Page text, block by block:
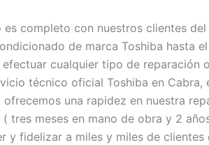
completo con nuestros clientes
de marca Toshiba hasta
cualquier tipo de reparación
técnico oficial Toshiba en Cabra,
ofrecemos una rapidez en nuestra
tres meses en mano de obra y 2
y fidelizar a miles y miles de